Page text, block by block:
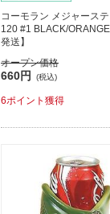
コーモラン メジャース
120 #1 BLACK/
発送】
オープン価格
660円 (税込)
6ポイント獲得